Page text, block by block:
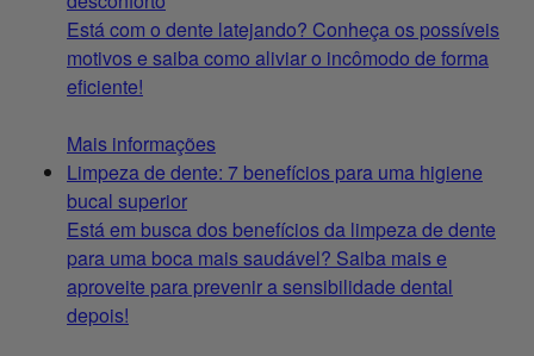
Está com o dente latejando? Conheça os possíveis
motivos e saiba como aliviar o incômodo de forma
eficiente!
Mais informações
Limpeza de dente: 7 benefícios para uma higiene
bucal superior
Está em busca dos benefícios da limpeza de dente
para uma boca mais saudável? Saiba mais e
aproveite para prevenir a sensibilidade dental
depois!